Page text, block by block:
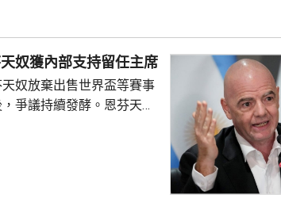
外長加里巴巴迪表示，...
奴獲內部支持留任主席
奴放棄出售世界盃等賽事
爭議持續發酵。恩芬天奴
支持」，提及出售賽事股